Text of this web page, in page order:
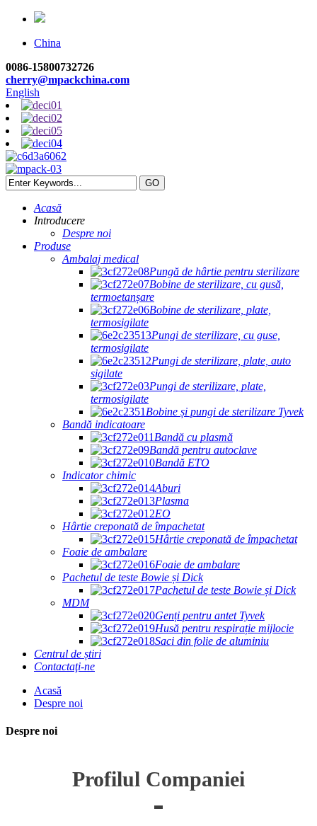
China
0086-15800732726
cherry@mpackchina.com
English
Acasă
Introducere
Despre noi
Produse
Ambalaj medical
Pungă de hârtie pentru sterilizare
Bobine de sterilizare, cu gusă,
termoetanșare
Bobine de sterilizare, plate,
termosigilate
Pungi de sterilizare, cu guse,
termosigilate
Pungi de sterilizare, plate, auto
sigilate
Pungi de sterilizare, plate,
termosigilate
Bobine și pungi de sterilizare Tyvek
Bandă indicatoare
Bandă cu plasmă
Bandă pentru autoclave
Bandă ETO
Indicator chimic
Aburi
Plasma
EO
Hârtie creponată de împachetat
Hârtie creponată de împachetat
Foaie de ambalare
Foaie de ambalare
Pachetul de teste Bowie și Dick
Pachetul de teste Bowie și Dick
MDM
Genți pentru antet Tyvek
Husă pentru respirație mijlocie
Saci din folie de aluminiu
Centrul de știri
Contactaţi-ne
Acasă
Despre noi
Despre noi
Profilul Companiei